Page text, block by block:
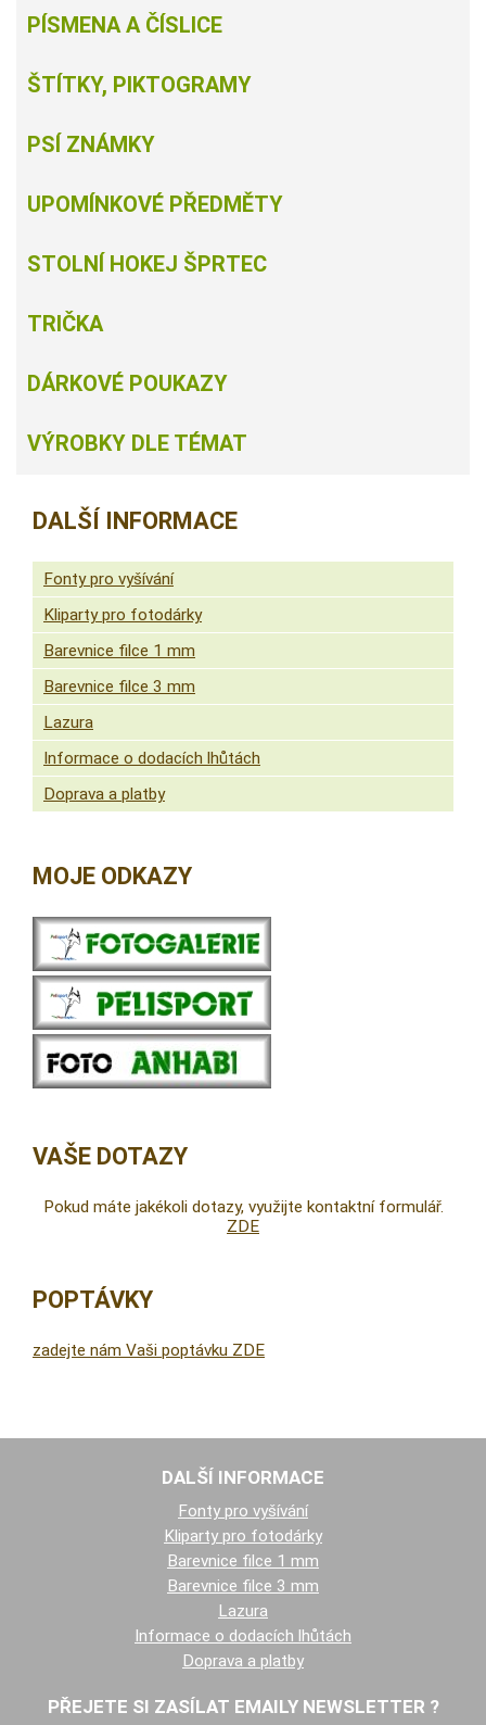
PÍSMENA A ČÍSLICE
ŠTÍTKY, PIKTOGRAMY
PSÍ ZNÁMKY
UPOMÍNKOVÉ PŘEDMĚTY
STOLNÍ HOKEJ ŠPRTEC
TRIČKA
DÁRKOVÉ POUKAZY
VÝROBKY DLE TÉMAT
DALŠÍ INFORMACE
Fonty pro vyšívání
Kliparty pro fotodárky
Barevnice filce 1 mm
Barevnice filce 3 mm
Lazura
Informace o dodacích lhůtách
Doprava a platby
MOJE ODKAZY
VAŠE DOTAZY
Pokud máte jakékoli dotazy, využijte kontaktní formulář.
ZDE
POPTÁVKY
zadejte nám Vaši poptávku ZDE
DALŠÍ INFORMACE
Fonty pro vyšívání
Kliparty pro fotodárky
Barevnice filce 1 mm
Barevnice filce 3 mm
Lazura
Informace o dodacích lhůtách
Doprava a platby
PŘEJETE SI ZASÍLAT EMAILY NEWSLETTER ?